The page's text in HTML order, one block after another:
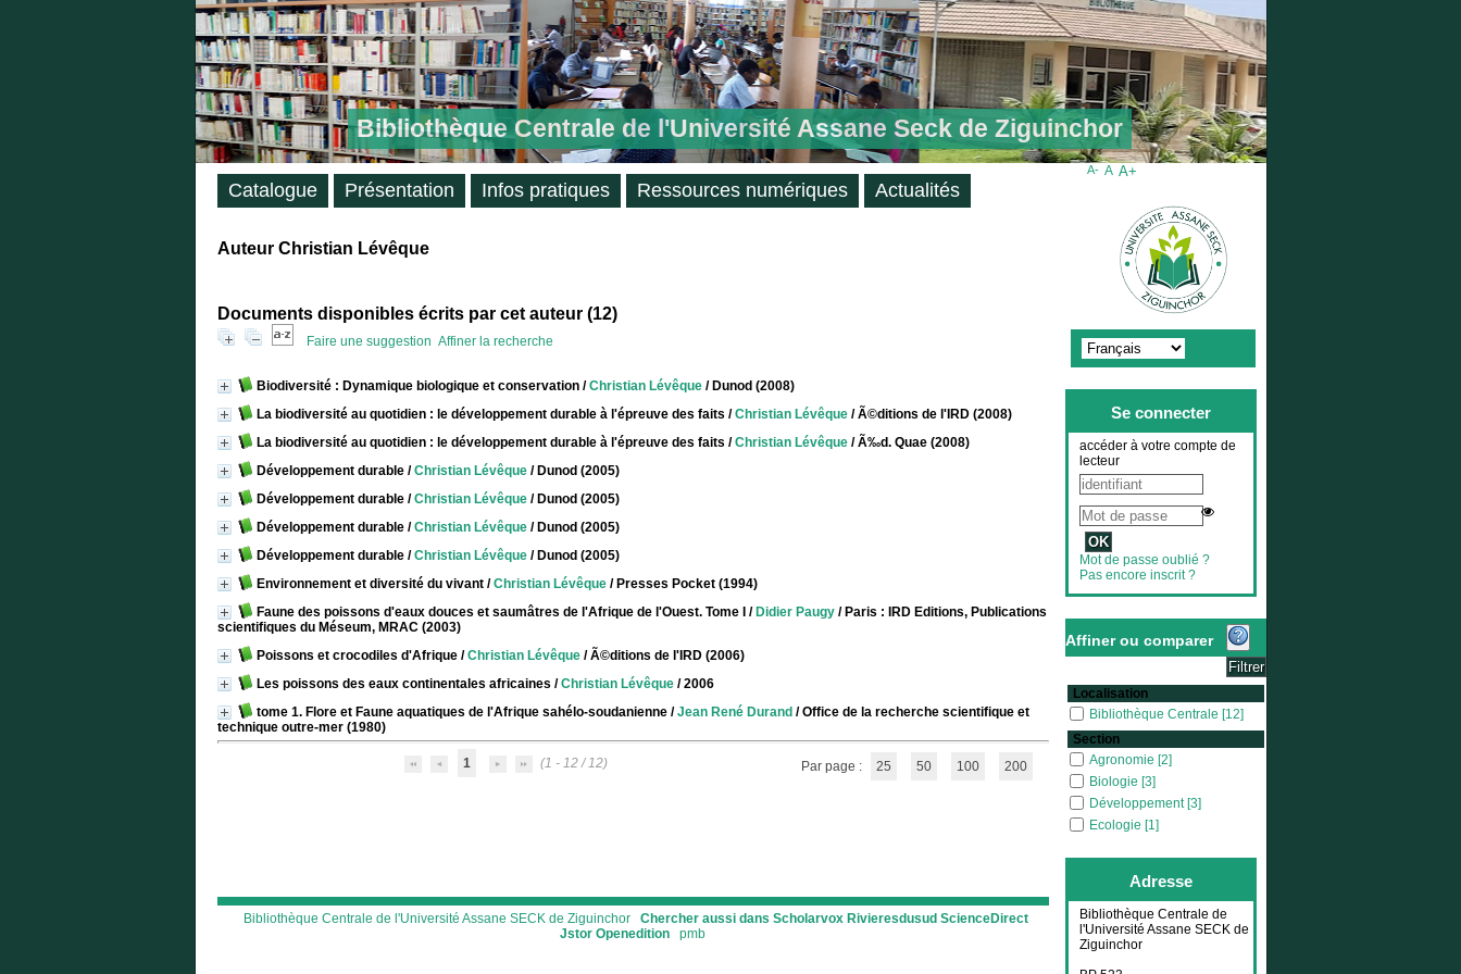
Bibliothèque Centrale de l'Université Assane Seck de Ziguinchor
Auteur Christian Lévêque
Documents disponibles écrits par cet auteur (12)
Faire une suggestion Affiner la recherche
Biodiversité : Dynamique biologique et conservation/Christian Lévêque/ Dunod (2008)
La biodiversité au quotidien : le développement durable à l'épreuve des faits /Christian Lévêque/ Ã©ditions de l'IRD (2008)
La biodiversité au quotidien : le développement durable à l'épreuve des faits /Christian Lévêque/ Ã‰d. Quae (2008)
Développement durable/Christian Lévêque/ Dunod (2005)
Développement durable/Christian Lévêque/ Dunod (2005)
Développement durable/Christian Lévêque/ Dunod (2005)
Développement durable/Christian Lévêque/ Dunod (2005)
Environnement et diversité du vivant/Christian Lévêque/ Presses Pocket (1994)
Faune des poissons d'eaux douces et saumâtres de l'Afrique de l'Ouest. Tome I
/ Didier Paugy/ Paris : IRD Editions, Publications
scientifiques du Méseum, MRAC (2003)
Poissons et crocodiles d'Afrique/Christian Lévêque/ Ã©ditions de l'IRD (2006)
Les poissons des eaux continentales africaines /Christian Lévêque/ 2006
tome 1. Flore et Faune aquatiques de l'Afrique sahélo-soudanienne/Jean René Durand / Office de la recherche scientifique et
technique outre-mer (1980)
1 (1 - 12 / 12) Par page : 25 50 100 200
Bibliothèque Centrale de l'Université Assane SECK de Ziguinchor Chercher aussi dans Scholarvox Rivieresdusud ScienceDirect
Jstor Openedition pmb
Catalogue Présentation Infos pratiques Ressources numériques Actualités
A- A A+
Se connecter
accéder à votre compte de
lecteur
Mot de passe oublié ?
Pas encore inscrit ?
Affiner ou comparer
Localisation
Bibliothèque Centrale
Bibliothèque Centrale [12]
Section
Agronomie
Agronomie [2]
Biologie
Biologie [3]
Développement
Développement [3]
Ecologie
Ecologie [1]
Zoologie[1]
Adresse
Bibliothèque Centrale de
l'Université Assane SECK de
Ziguinchor